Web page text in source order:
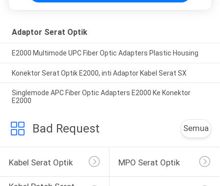
Adaptor Serat Optik
E2000 Multimode UPC Fiber Optic Adapters Plastic Housing
Konektor Serat Optik E2000, inti Adaptor Kabel Serat SX
Singlemode APC Fiber Optic Adapters E2000 Ke Konektor
E2000
Bad Request Semua
Kabel Serat Optik MPO Serat Optik